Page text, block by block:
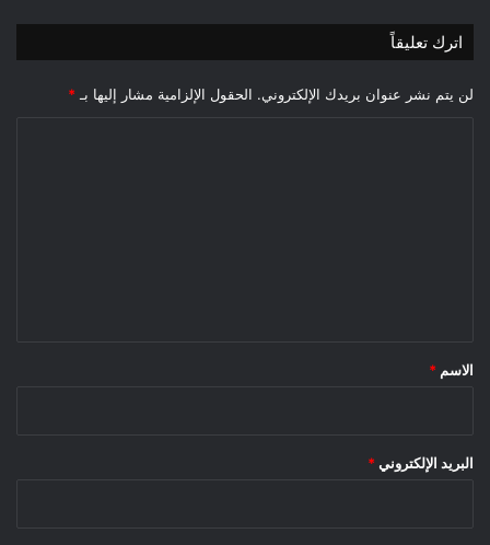
اترك تعليقاً
لن يتم نشر عنوان بريدك الإلكتروني. الحقول الإلزامية مشار إليها بـ *
*
الاسم *
البريد الإلكتروني *